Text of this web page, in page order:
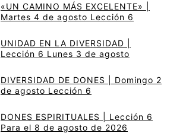
«UN CAMINO MÁS EXCELENTE» |
Martes 4 de agosto Lección 6
UNIDAD EN LA DIVERSIDAD |
Lección 6 Lunes 3 de agosto
DIVERSIDAD DE DONES | Domingo 2
de agosto Lección 6
DONES ESPIRITUALES | Lección 6
Para el 8 de agosto de 2026